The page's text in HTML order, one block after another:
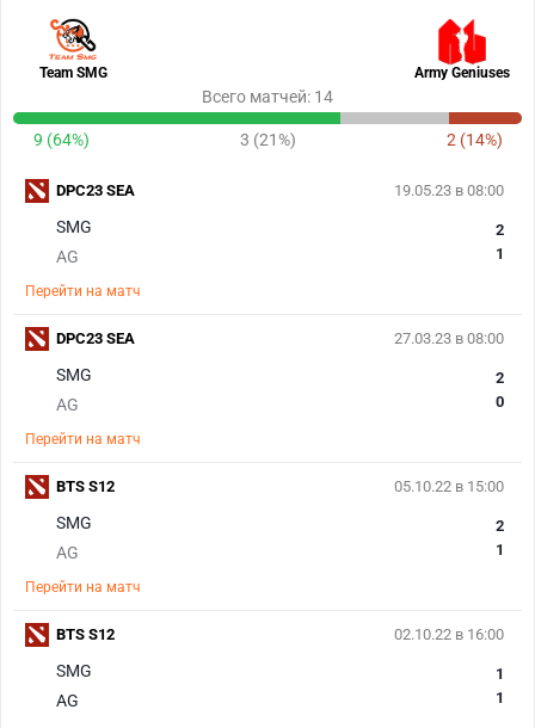
Team SMG Army Geniuses
Всего матчей: 14
9 (64%) 3 (21%) 2 (14%)
19.05.23 в 08:00
SMG
AG
2
1
Перейти на матч
DPC23 SEA
27.03.23 в 08:00
SMG
AG
2
0
Перейти на матч
DPC23 SEA
05.10.22 в 15:00
SMG
AG
2
1
Перейти на матч
BTS S12
02.10.22 в 16:00
SMG
AG
1
1
BTS S12